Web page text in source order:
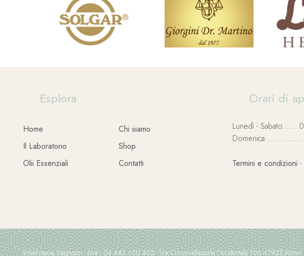
Esplora
Home
Chi siamo
Il Laboratorio
Shop
Olii Essenziali
Contatti
Orari di
Lunedì -
Termini e condizioni -
Erboristeria Stagnozzi - piva - 04 443 650 405 - Via Circonvallazione Occidentale 106 47923